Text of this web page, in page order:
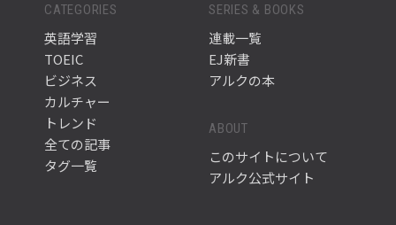
CATEGORIES
英語学習
TOEIC
ビジネス
カルチャー
トレンド
全ての記事
タグ一覧
SERIES & BOOKS
連載一覧
EJ新書
アルクの本
ABOUT
このサイトについて
アルク公式サイト